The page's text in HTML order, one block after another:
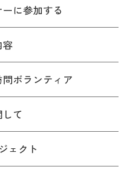
に参加する
容
ボランティア
て
ェクト